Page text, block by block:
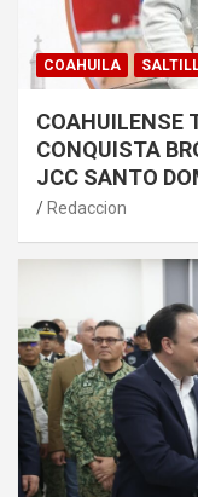
COAHUILA
COAHUILENSE
CONQUISTA
JCC SANTO
Redaccion